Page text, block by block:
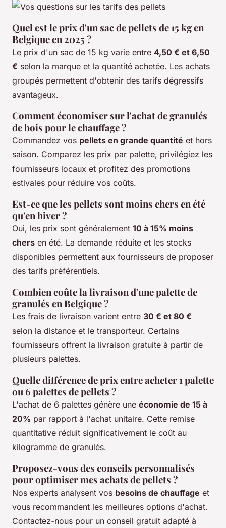
Quel est le prix d'un sac de pellets de 15 kg en
Belgique en 2025 ?
Le prix d'un sac de 15 kg varie entre 4,50 € et 6,50
€ selon la marque et la quantité achetée. Les achats
groupés permettent d'obtenir des tarifs dégressifs
avantageux.
Comment économiser sur l'achat de granulés
de bois pour le chauffage ?
Commandez vos pellets en grande quantité et hors
saison. Comparez les prix par palette, privilégiez les
fournisseurs locaux et profitez des promotions
estivales pour réduire vos coûts.
Est-ce que les pellets sont moins chers en été
qu'en hiver ?
Oui, les prix sont généralement 10 à 15% moins
chers en été. La demande réduite et les stocks
disponibles permettent aux fournisseurs de proposer
des tarifs préférentiels.
Combien coûte la livraison d'une palette de
granulés en Belgique ?
Les frais de livraison varient entre 30 € et 80 €
selon la distance et le transporteur. Certains
fournisseurs offrent la livraison gratuite à partir de
plusieurs palettes.
Quelle différence de prix entre acheter 1 palette
ou 6 palettes de pellets ?
L'achat de 6 palettes génère une économie de 15 à
20% par rapport à l'achat unitaire. Cette remise
quantitative réduit significativement le coût au
kilogramme de granulés.
Proposez-vous des conseils personnalisés
pour optimiser mes achats de pellets ?
Nos experts analysent vos besoins de chauffage et
vous recommandent les meilleures options d'achat.
Contactez-nous pour un conseil gratuit adapté à